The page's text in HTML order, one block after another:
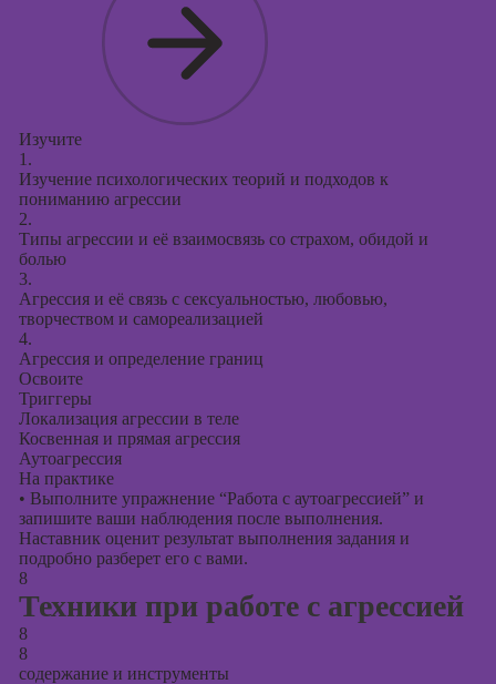
Изучите
1.
Изучение психологических теорий и подходов к
пониманию агрессии
2.
Типы агрессии и её взаимосвязь со страхом, обидой и
болью
3.
Агрессия и её связь с сексуальностью, любовью,
творчеством и самореализацией
4.
Агрессия и определение границ
Освоите
Триггеры
Локализация агрессии в теле
Косвенная и прямая агрессия
Аутоагрессия
На практике
• Выполните упражнение “Работа с аутоагрессией” и
запишите ваши наблюдения после выполнения.
Наставник оценит результат выполнения задания и
подробно разберет его с вами.
8
Техники при работе с агрессией
8
8
содержание и инструменты